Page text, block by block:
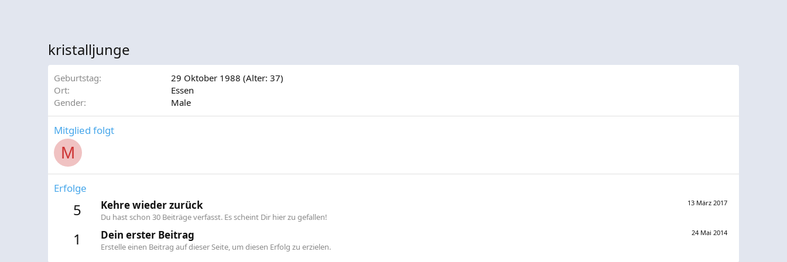
kristalljunge
Geburtstag
29 Oktober 1988 (Alter: 37)
Ort
Essen
Gender
Male
Mitglied folgt
M
Erfolge
5 13 März 2017
Kehre wieder zurück
Du hast schon 30 Beiträge verfasst. Es scheint Dir hier zu gefallen!
1 24 Mai 2014
Dein erster Beitrag
Erstelle einen Beitrag auf dieser Seite, um diesen Erfolg zu erzielen.